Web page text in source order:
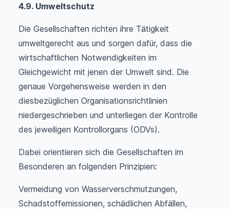
4.9. Umweltschutz
Die Gesellschaften richten ihre Tätigkeit
umweltgerecht aus und sorgen dafür, dass die
wirtschaftlichen Notwendigkeiten im
Gleichgewicht mit jenen der Umwelt sind. Die
genaue Vorgehensweise werden in den
diesbezüglichen Organisationsrichtlinien
niedergeschrieben und unterliegen der Kontrolle
des jeweiligen Kontrollorgans (ODVs).
Dabei orientieren sich die Gesellschaften im
Besonderen an folgenden Prinzipien:
Vermeidung von Wasserverschmutzungen,
Schadstoffemissionen, schädlichen Abfällen,